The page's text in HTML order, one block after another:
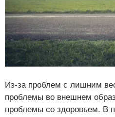
Из-за проблем с лишним
проблемы во внешнем
проблемы со здоровьем. В